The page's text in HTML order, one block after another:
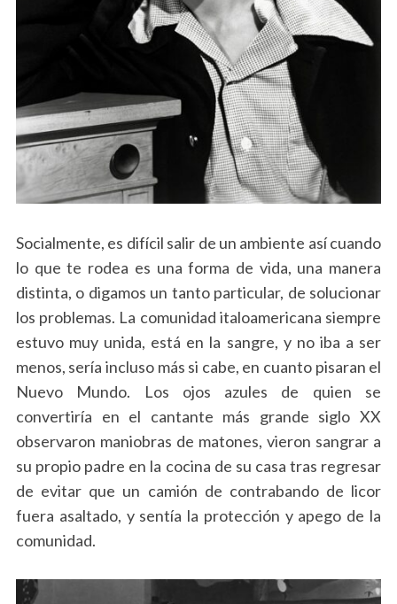
Socialmente, es difícil salir de un ambiente así cuando
lo que te rodea es una forma de vida, una manera
distinta, o digamos un tanto particular, de solucionar
los problemas. La comunidad italoamericana siempre
estuvo muy unida, está en la sangre, y no iba a ser
menos, sería incluso más si cabe, en cuanto pisaran el
Nuevo Mundo. Los ojos azules de quien se
convertiría en el cantante más grande siglo XX
observaron maniobras de matones, vieron sangrar a
su propio padre en la cocina de su casa tras regresar
de evitar que un camión de contrabando de licor
fuera asaltado, y sentía la protección y apego de la
comunidad.